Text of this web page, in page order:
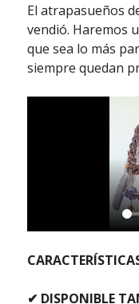
El atrapasueños
vendió. Haremos
que sea lo más
siempre quedan
✔ DISPONIBLE